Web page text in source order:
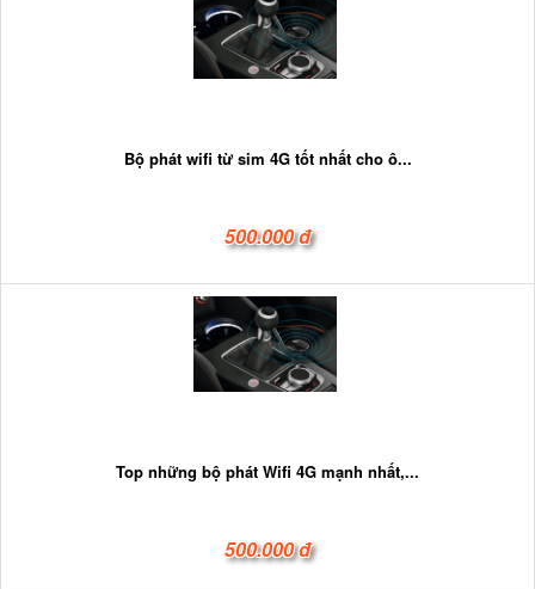
Bộ phát wifi từ sim 4G tốt nhất cho ô...
500.000 đ
Top những bộ phát Wifi 4G mạnh nhất,...
500.000 đ